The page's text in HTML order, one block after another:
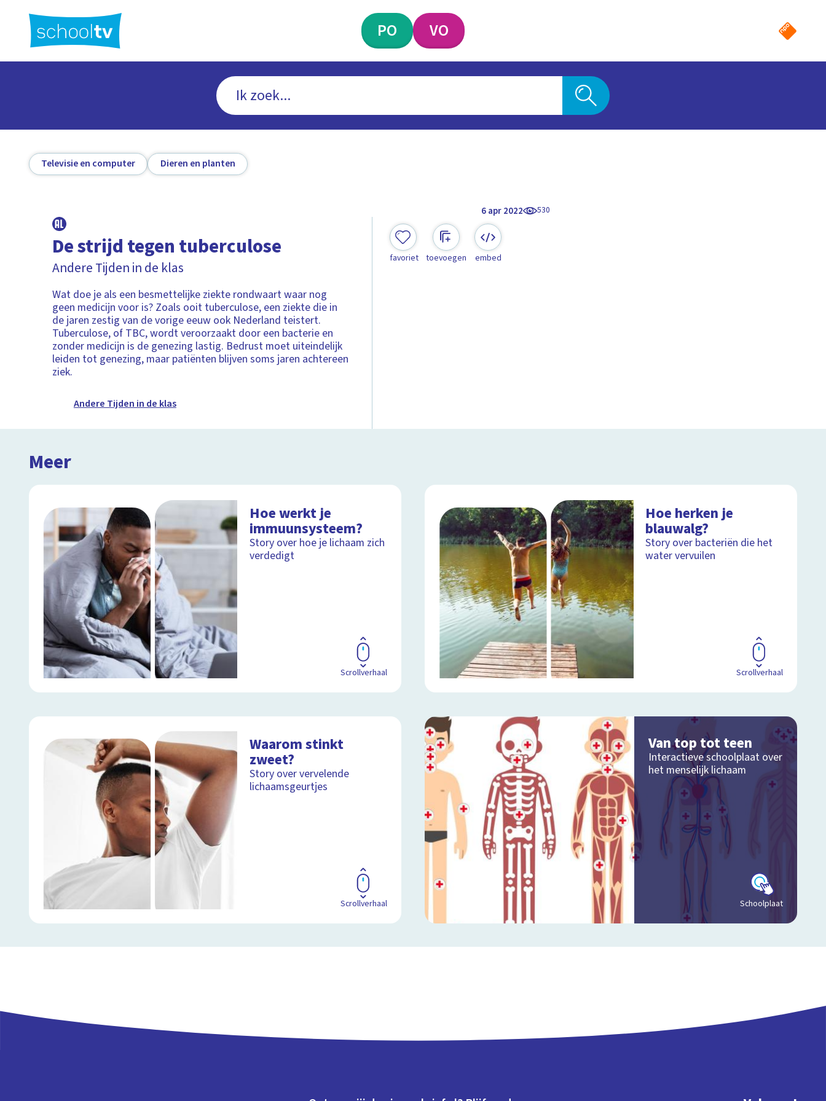
hoofdinhoud
PO VO
Televisie en computer Dieren en planten
6 apr 2022 530
De strijd tegen tuberculose
Andere Tijden in de klas
Wat doe je als een besmettelijke ziekte rondwaart waar nog
geen medicijn voor is? Zoals ooit tuberculose, een ziekte die in
de jaren zestig van de vorige eeuw ook Nederland teistert.
Tuberculose, of TBC, wordt veroorzaakt door een bacterie en
zonder medicijn is de genezing lastig. Bedrust moet uiteindelijk
leiden tot genezing, maar patiënten blijven soms jaren achtereen
ziek.
Andere Tijden in de klas
favoriet toevoegen embed
Meer
Hoe werkt je
immuunsysteem?
Story over hoe je lichaam zich
verdedigt
Scrollverhaal
Hoe herken je
blauwalg?
Story over bacteriën die het
water vervuilen
Scrollverhaal
Waarom stinkt
zweet?
Story over vervelende
lichaamsgeurtjes
Scrollverhaal
Van top tot teen
Interactieve schoolplaat over
het menselijk lichaam
Schoolplaat